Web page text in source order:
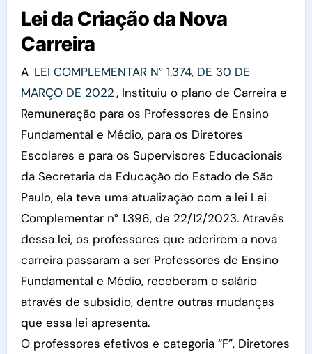
Lei da Criação da Nova
Carreira
A LEI COMPLEMENTAR N° 1.374, DE 30 DE
MARÇO DE 2022, Instituiu o plano de Carreira e
Remuneração para os Professores de Ensino
Fundamental e Médio, para os Diretores
Escolares e para os Supervisores Educacionais
da Secretaria da Educação do Estado de São
Paulo, ela teve uma atualização com a lei Lei
Complementar n° 1.396, de 22/12/2023. Através
dessa lei, os professores que aderirem a nova
carreira passaram a ser Professores de Ensino
Fundamental e Médio, receberam o salário
através de subsídio, dentre outras mudanças
que essa lei apresenta.
O professores efetivos e categoria “F”, Diretores